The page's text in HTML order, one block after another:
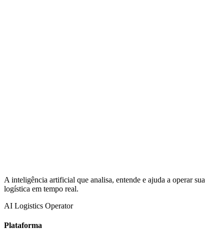
A inteligência artificial que analisa, entende e ajuda a operar sua
logística em tempo real.
AI Logistics Operator
Plataforma